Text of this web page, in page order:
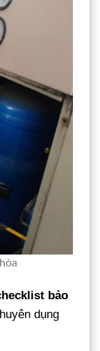
bảo
dụng